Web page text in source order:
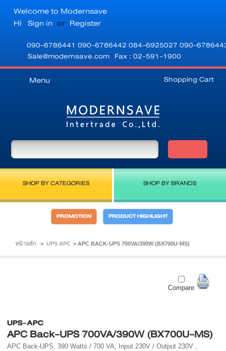
Welcome to Modernsave
Hi Sign in or Register
090-6786441 090-6786442 084-6925027 090-
Sale@modernsave.com Fax : 02-591-1900
Shopping Cart
Menu
SHOP BY CATEGORIES SHOP BY BRANDS
PROMOTION PRODUCT HIGHLIGHT
หน้าหลัก > UPS APC > APC BACK-UPS 700VA/390W (BX700U-MS)
Compare
UPS-APC
APC Back-UPS 700VA/390W (BX700U-MS)
APC Back-UPS, 390 Watts / 700 VA, Input 230V / Output 230V ,